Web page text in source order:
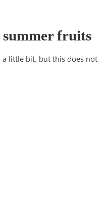
fruits
a little bit, but this does not